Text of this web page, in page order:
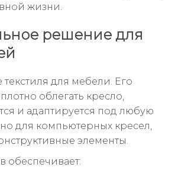
жизни.
решение для
для мебели. Его
облегать кресло,
и адаптируется под любую
для компьютерных кресел,
элементы.
обеспечивает: